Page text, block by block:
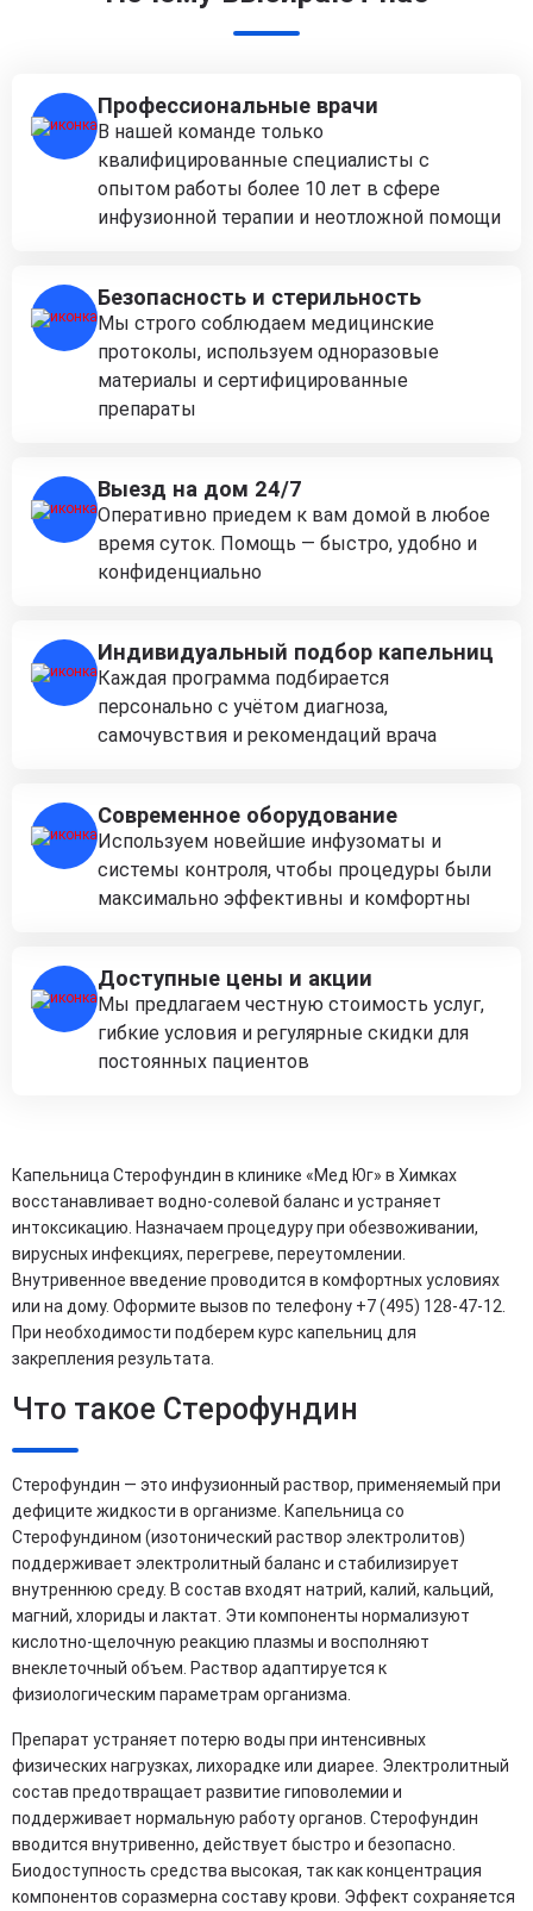
Профессиональные врачи
В нашей команде только
квалифицированные специалисты с
опытом работы более 10 лет в сфере
инфузионной терапии и неотложной помощи
Безопасность и стерильность
Мы строго соблюдаем медицинские
протоколы, используем одноразовые
материалы и сертифицированные
препараты
Выезд на дом 24/7
Оперативно приедем к вам домой в любое
время суток. Помощь — быстро, удобно и
конфиденциально
Индивидуальный подбор капельниц
Каждая программа подбирается
персонально с учётом диагноза,
самочувствия и рекомендаций врача
Современное оборудование
Используем новейшие инфузоматы и
системы контроля, чтобы процедуры были
максимально эффективны и комфортны
Доступные цены и акции
Мы предлагаем честную стоимость услуг,
гибкие условия и регулярные скидки для
постоянных пациентов
Капельница Стерофундин в клинике «Мед Юг» в Химках
восстанавливает водно-солевой баланс и устраняет
интоксикацию. Назначаем процедуру при обезвоживании,
вирусных инфекциях, перегреве, переутомлении.
Внутривенное введение проводится в комфортных условиях
или на дому. Оформите вызов по телефону +7 (495) 128-47-12.
При необходимости подберем курс капельниц для
закрепления результата.
Что такое Стерофундин
Стерофундин — это инфузионный раствор, применяемый при
дефиците жидкости в организме. Капельница со
Стерофундином (изотонический раствор электролитов)
поддерживает электролитный баланс и стабилизирует
внутреннюю среду. В состав входят натрий, калий, кальций,
магний, хлориды и лактат. Эти компоненты нормализуют
кислотно-щелочную реакцию плазмы и восполняют
внеклеточный объем. Раствор адаптируется к
физиологическим параметрам организма.
Препарат устраняет потерю воды при интенсивных
физических нагрузках, лихорадке или диарее. Электролитный
состав предотвращает развитие гиповолемии и
поддерживает нормальную работу органов. Стерофундин
вводится внутривенно, действует быстро и безопасно.
Биодоступность средства высокая, так как концентрация
компонентов соразмерна составу крови. Эффект сохраняется